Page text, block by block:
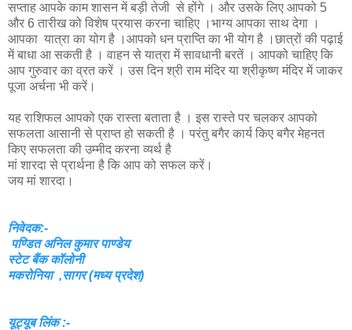
सप्ताह आपके काम शासन में बड़ी तेजी से होंगे । और उसके लिए आपको 5
और 6 तारीख को विशेष प्रयास करना चाहिए ।भाग्य आपका साथ देगा ।
आपका यात्रा का योग है ।आपको धन प्राप्ति का भी योग है ।छात्रों की पढ़ाई
में बाधा आ सकती है । वाहन से यात्रा में सावधानी बरतें । आपको चाहिए कि
आप गुरुवार का व्रत करें । उस दिन श्री राम मंदिर या श्रीकृष्ण मंदिर में जाकर
पूजा अर्चना भी करें।
यह राशिफल आपको एक रास्ता बताता है । इस रास्ते पर चलकर आपको
सफलता आसानी से प्राप्त हो सकती है । परंतु बगैर कार्य किए बगैर मेहनत
किए सफलता की उम्मीद करना व्यर्थ है
मां शारदा से प्रार्थना है कि आप को सफल करें।
जय मां शारदा।
निवेदक:-
पण्डित अनिल कुमार पाण्डेय
स्टेट बैंक कॉलोनी
मकरोनिया ,सागर (मध्य प्रदेश)
यूट्यूब लिंक :-